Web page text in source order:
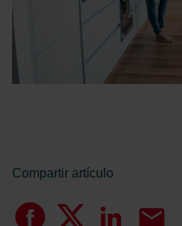
Compartir artículo